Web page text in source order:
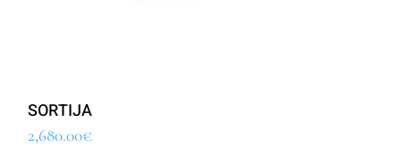
SORTIJA
2,680.00€